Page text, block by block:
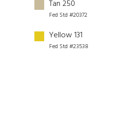
Tan 250
Fed Std #20372
Yellow 131
Fed Std #23538